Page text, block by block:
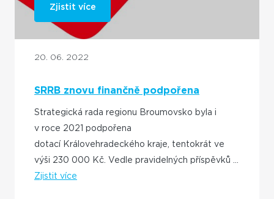
Zjistit více
20. 06. 2022
SRRB znovu finančně podpořena
Strategická rada regionu Broumovsko byla i
v roce 2021 podpořena
dotací Královehradeckého kraje, tentokrát ve
výši 230 000 Kč. Vedle pravidelných příspěvků ...
Zjistit více